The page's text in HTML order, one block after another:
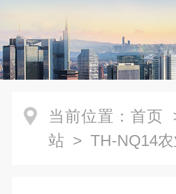
当前位置： 首页
站 > TH-NQ14